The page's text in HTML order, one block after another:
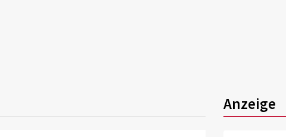
Anzeige